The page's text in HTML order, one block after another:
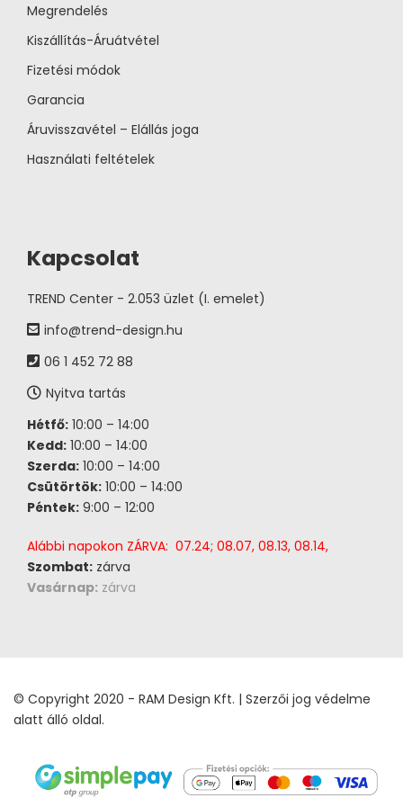
Megrendelés
Kiszállítás-Áruátvétel
Fizetési módok
Garancia
Áruvisszavétel – Elállás joga
Használati feltételek
Kapcsolat
TREND Center - 2.053 üzlet (I. emelet)
info@trend-design.hu
06 1 452 72 88
Nyitva tartás
Hétfő: 10:00 – 14:00
Kedd: 10:00 – 14:00
Szerda: 10:00 – 14:00
Csütörtök: 10:00 – 14:00
Péntek: 9:00 – 12:00
Alábbi napokon ZÁRVA: 07.24; 08.07, 08.13, 08.14,
Szombat: zárva
Vasárnap: zárva
© Copyright 2020 - RAM Design Kft. | Szerzői jog védelme
alatt álló oldal.